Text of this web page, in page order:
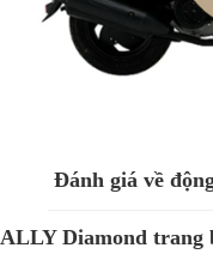
Đánh giá về
ALLY Diamond trang